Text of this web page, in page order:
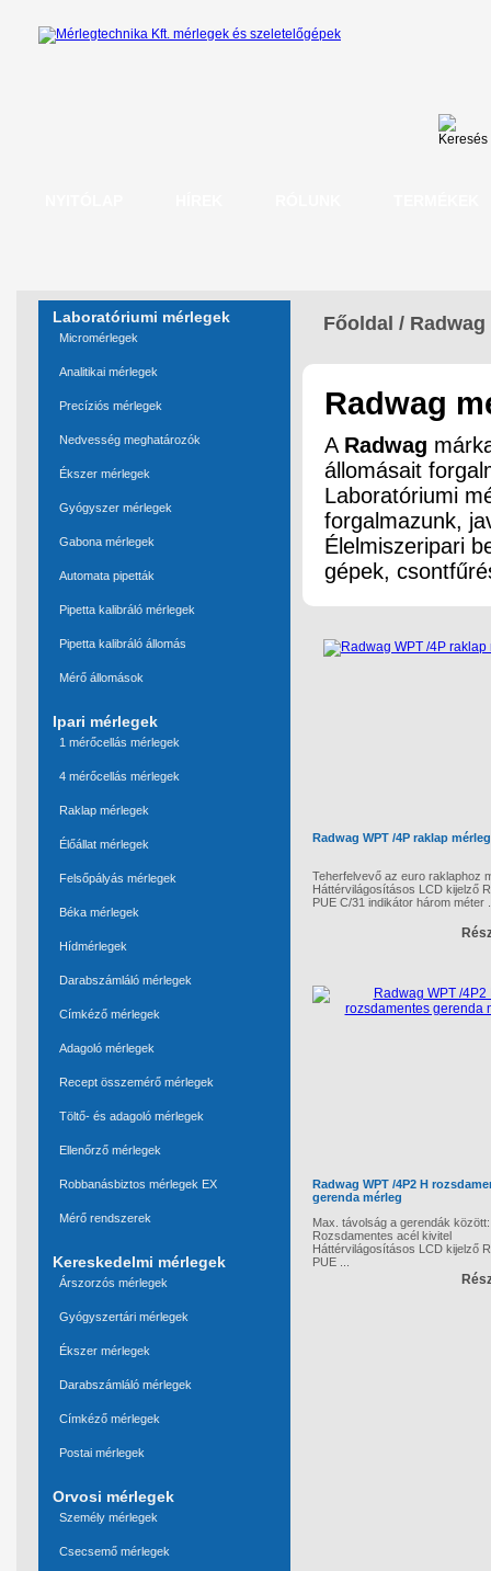
Laboratóriumi mérlegek
Micromérlegek
Analitikai mérlegek
Precíziós mérlegek
Nedvesség meghatározók
Ékszer mérlegek
Gyógyszer mérlegek
Gabona mérlegek
Automata pipetták
Pipetta kalibráló mérlegek
Pipetta kalibráló állomás
Mérő állomások
Ipari mérlegek
1 mérőcellás mérlegek
4 mérőcellás mérlegek
Raklap mérlegek
Élőállat mérlegek
Felsőpályás mérlegek
Béka mérlegek
Hídmérlegek
Darabszámláló mérlegek
Címkéző mérlegek
Adagoló mérlegek
Recept összemérő mérlegek
Töltő- és adagoló mérlegek
Ellenőrző mérlegek
Robbanásbiztos mérlegek EX
Mérő rendszerek
Kereskedelmi mérlegek
Árszorzós mérlegek
Gyógyszertári mérlegek
Ékszer mérlegek
Darabszámláló mérlegek
Címkéző mérlegek
Postai mérlegek
Orvosi mérlegek
Személy mérlegek
Csecsemő mérlegek
Főoldal /
Radwag
A Radwag
állomásait
Laboratóriumi
forgalmazunk,
Élelmiszeripari
gépek,
Radwag WPT /4P raklap mérleg
Teherfelvevő az euro raklaphoz
Háttérvilágosításos LCD kijelző
PUE C/31 indikátor három méter
Radwag WPT /4P2 H
gerenda mérleg
Max. távolság a gerendák
Rozsdamentes acél kivitel
Háttérvilágosításos LCD kijelző
PUE ...